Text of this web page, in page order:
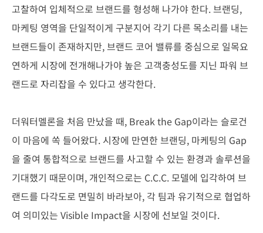
고찰하여 입체적으로 브랜드를 형성해 나가야 한다. 브랜딩,
마케팅 영역을 단일적이게 구분지어 각기 다른 목소리를 내는
브랜드들이 존재하지만, 브랜드 코어 밸류를 중심으로 일목요
연하게 시장에 전개해나가야 높은 고객충성도를 지닌 파워 브
랜드로 자리잡을 수 있다고 생각한다.
더워터멜론을 처음 만났을 때, Break the Gap이라는 슬로건
이 마음에 쏙 들어왔다. 시장에 만연한 브랜딩, 마케팅의 Gap
을 줄여 통합적으로 브랜드를 사고할 수 있는 환경과 솔루션을
기대했기 때문이며, 개인적으로는 C.C.C. 모델에 입각하여 브
랜드를 다각도로 면밀히 바라보아, 각 팀과 유기적으로 협업하
여 의미있는 Visible Impact을 시장에 선보일 것이다.